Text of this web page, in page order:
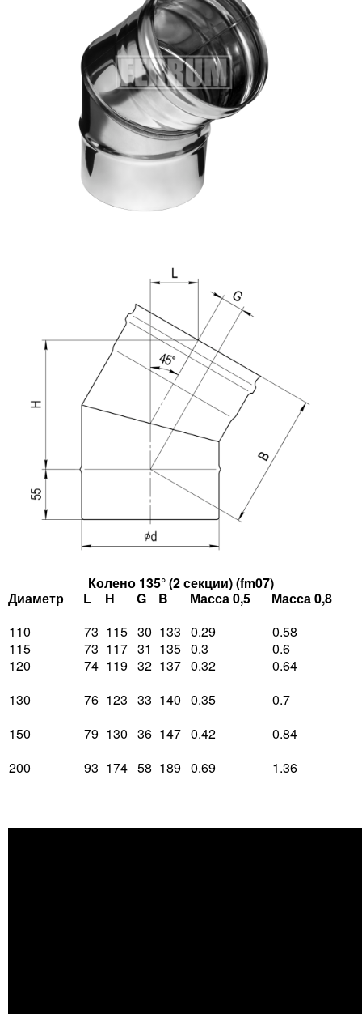
Колено 135° (2 секции) (fm07)
Диаметр
L H G B Масса 0,5
Масса 0,8
110
73 115 30 133 0.29
0.58
115
73 117 31 135 0.3
0.6
120
74 119 32 137 0.32
0.64
130
76 123 33 140 0.35
0.7
150
79 130 36 147 0.42
0.84
200
93 174 58 189 0.69 1.36